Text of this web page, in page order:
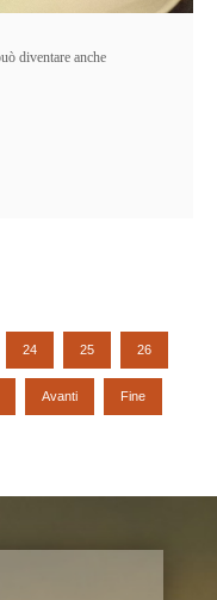
diventare anche
24 25 26
Avanti Fine